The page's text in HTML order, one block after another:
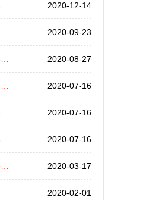
2020-12-14
2020-09-23
2020-08-27
2020-07-16
2020-07-16
2020-07-16
2020-03-17
2020-02-01